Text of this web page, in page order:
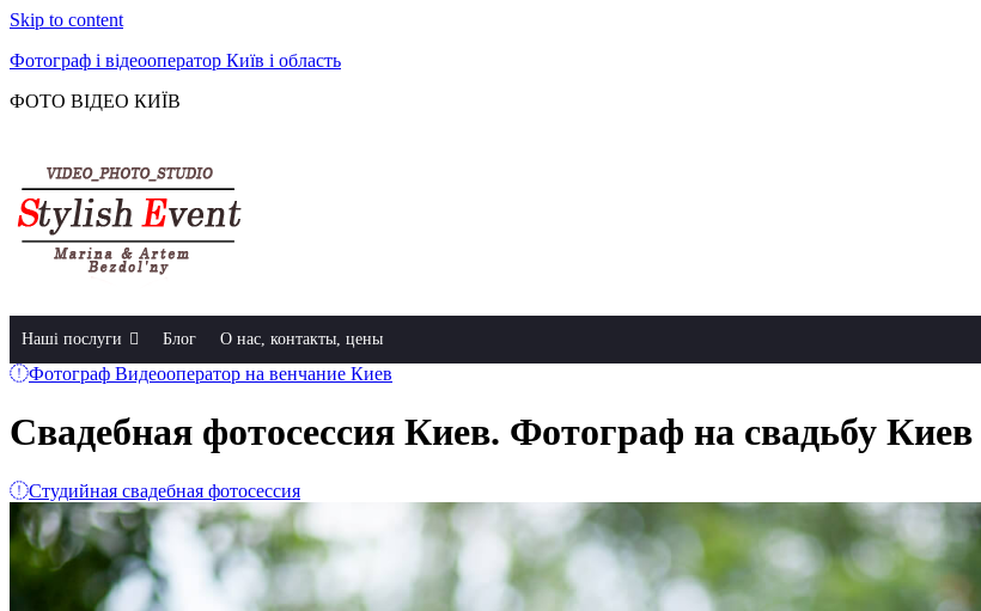
Skip to content
Фотограф і відеооператор Київ і область
ФОТО ВІДЕО КИЇВ
Наші послуги Блог О нас, контакты, цены
Фотограф Видеооператор на венчание Киев
Свадебная фотосессия Киев. Фотограф на свадьбу
Студийная свадебная фотосессия